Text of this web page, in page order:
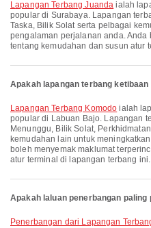
Lapangan Terbang Juanda ialah
popular di Surabaya. Lapangan
Taska, Bilik Solat serta pelbagai
pengalaman perjalanan anda. Anda
tentang kemudahan dan susun atur
Apakah lapangan terbang
Lapangan Terbang Komodo ialah
popular di Labuan Bajo. Lapangan
Menunggu, Bilik Solat,
kemudahan lain untuk
boleh menyemak maklumat
atur terminal di lapangan terbang ini.
Apakah laluan penerbangan
penerbangan dari Lapangan Terbang Juanda ke Lapangan Terbang